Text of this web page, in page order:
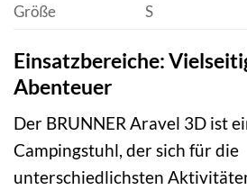
Größe
S
Einsatzbereiche:
Abenteuer
Der BRUNNER Aravel 3D ist
Campingstuhl, der sich für die
unterschiedlichsten